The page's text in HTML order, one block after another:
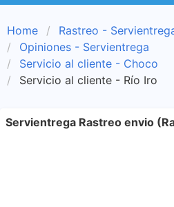
Home
Rastreo -
Opiniones - Servientrega
Servicio al cliente - Choco
Servicio al cliente - Río Iro
Servientrega Rastreo envio